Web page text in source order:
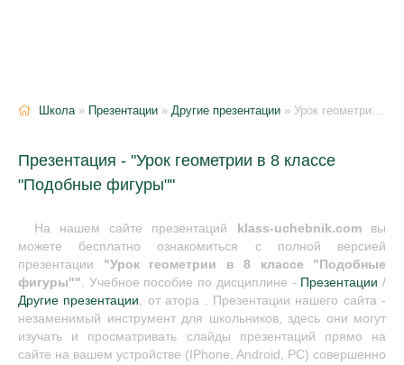
Школа» Презентации » Другие презентации » Урок геометрии в 8 классе "Подобные фигуры"
Презентация - "Урок геометрии в 8 классе
"Подобные фигуры""
На нашем сайте презентаций klass-uchebnik.comвы
можете бесплатно ознакомиться с полной версией
презентации "Урок геометрии в 8 классе "Подобные
фигуры"". Учебное пособие по дисциплине - Презентации /
Другие презентации, от атора . Презентации нашего сайта -
незаменимый инструмент для школьников, здесь они могут
изучать и просматривать слайды презентаций прямо на
сайте на вашем устройстве (IPhone, Android, PC) совершенно